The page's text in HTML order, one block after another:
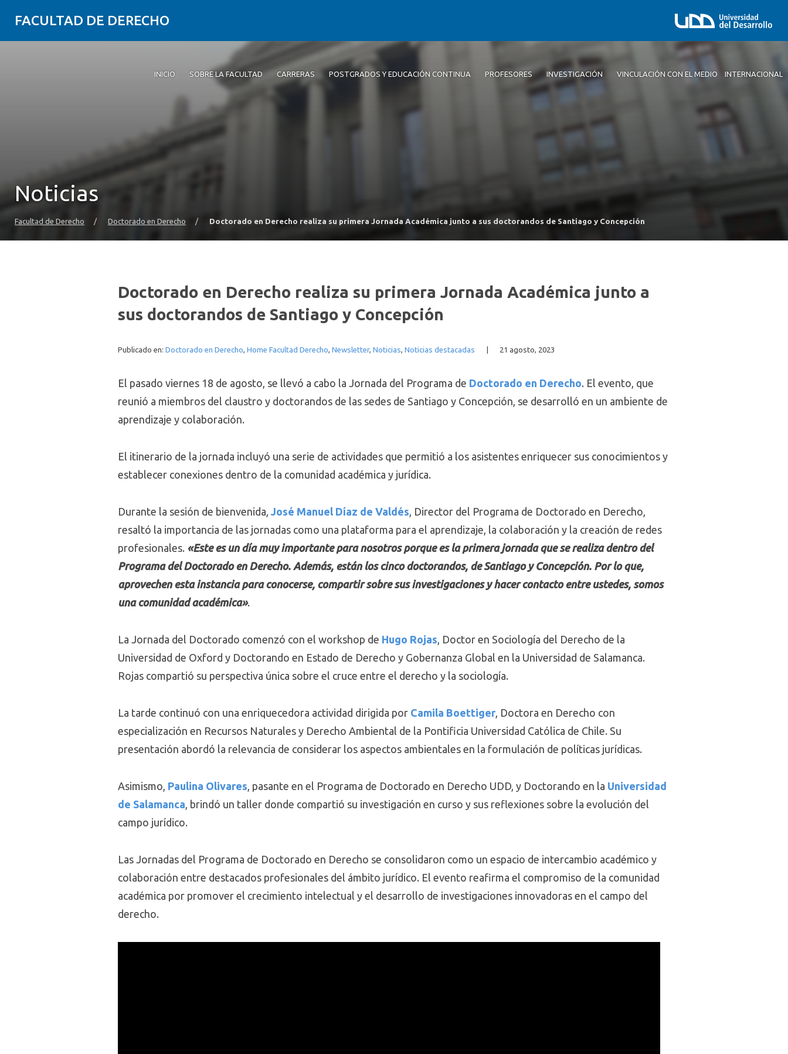
FACULTAD DE DERECHO
INICIO SOBRE LA FACULTAD CARRERAS POSTGRADOS Y EDUCACIÓN CONTINUA PROFESORES INVESTIGACIÓN VINCULACIÓN CON EL MEDIO INTERNACIONAL
Noticias
Facultad de Derecho / Doctorado en Derecho / Doctorado en Derecho realiza su primera Jornada Académica junto a sus doctorandos de Santiago y Concepción
Doctorado en Derecho realiza su primera Jornada Académica junto a
sus doctorandos de Santiago y Concepción
Publicado en: Doctorado en Derecho, Home Facultad Derecho, Newsletter, Noticias, Noticias destacadas 21 agosto, 2023
El pasado viernes 18 de agosto, se llevó a cabo la Jornada del Programa de Doctorado en Derecho. El evento, que
reunió a miembros del claustro y doctorandos de las sedes de Santiago y Concepción, se desarrolló en un ambiente de
aprendizaje y colaboración.
El itinerario de la jornada incluyó una serie de actividades que permitió a los asistentes enriquecer sus conocimientos y
establecer conexiones dentro de la comunidad académica y jurídica.
Durante la sesión de bienvenida, José Manuel Díaz de Valdés, Director del Programa de Doctorado en Derecho,
resaltó la importancia de las jornadas como una plataforma para el aprendizaje, la colaboración y la creación de redes
profesionales. «Este es un día muy importante para nosotros porque es la primera jornada que se realiza dentro del
Programa del Doctorado en Derecho. Además, están los cinco doctorandos, de Santiago y Concepción. Por lo que,
aprovechen esta instancia para conocerse, compartir sobre sus investigaciones y hacer contacto entre ustedes, somos
una comunidad académica».
La Jornada del Doctorado comenzó con el workshop de Hugo Rojas, Doctor en Sociología del Derecho de la
Universidad de Oxford y Doctorando en Estado de Derecho y Gobernanza Global en la Universidad de Salamanca.
Rojas compartió su perspectiva única sobre el cruce entre el derecho y la sociología.
La tarde continuó con una enriquecedora actividad dirigida por Camila Boettiger, Doctora en Derecho con
especialización en Recursos Naturales y Derecho Ambiental de la Pontificia Universidad Católica de Chile. Su
presentación abordó la relevancia de considerar los aspectos ambientales en la formulación de políticas jurídicas.
Asimismo, Paulina Olivares, pasante en el Programa de Doctorado en Derecho UDD, y Doctorando en la Universidad
de Salamanca, brindó un taller donde compartió su investigación en curso y sus reflexiones sobre la evolución del
campo jurídico.
Las Jornadas del Programa de Doctorado en Derecho se consolidaron como un espacio de intercambio académico y
colaboración entre destacados profesionales del ámbito jurídico. El evento reafirma el compromiso de la comunidad
académica por promover el crecimiento intelectual y el desarrollo de investigaciones innovadoras en el campo del
derecho.